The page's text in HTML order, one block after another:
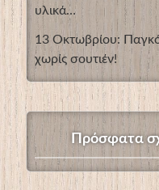
υλικά…
13 Οκτωβρίου:
χωρίς σουτιέν!
Πρόσφατα